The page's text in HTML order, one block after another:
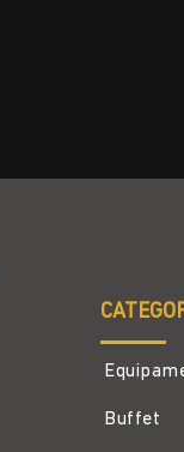
Buffet